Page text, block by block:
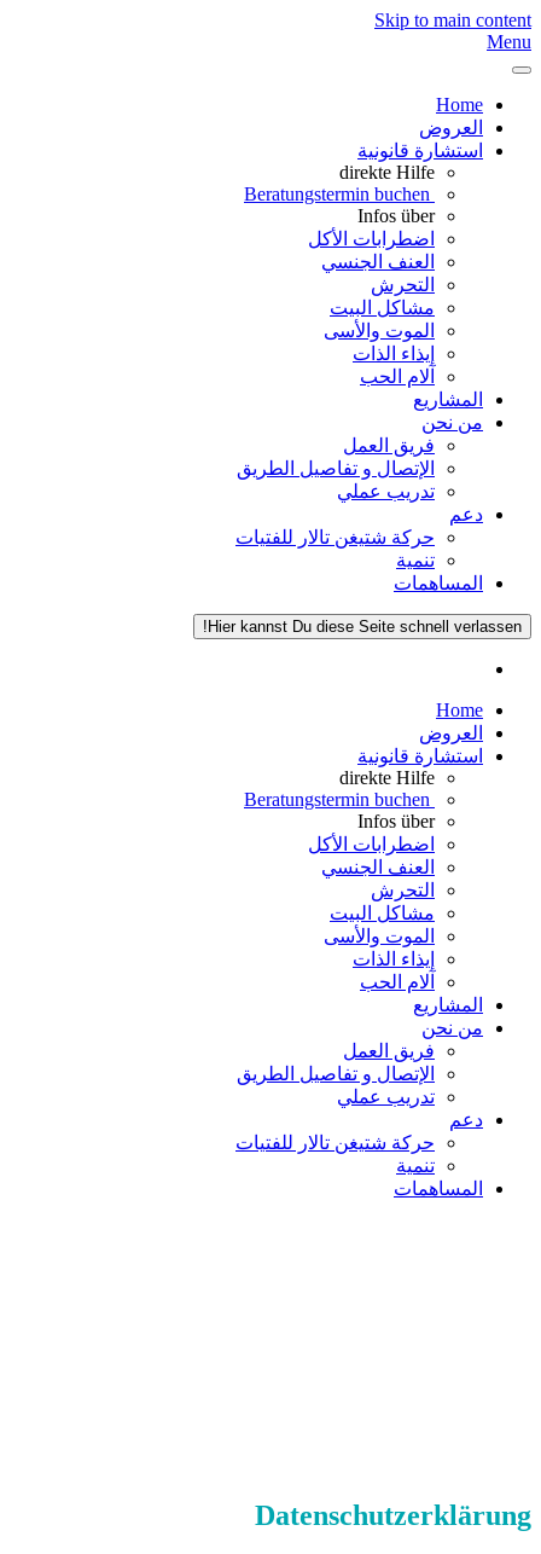
Skip to main content
Menu
Home
العروض
استشارة قانونية
direkte Hilfe
Infos über
اضطرابات الأكل
العنف الجنسي
التحرش
مشاكل البيت
الموت والأسى
إيذاء الذات
آلام الحب
المشاريع
من نحن
فريق العمل
الإتصال و تفاصيل الطريق
تدريب عملي
دعم
حركة شتيغن تالار للفتيات
تنمية
المساهمات
Hier kannst Du diese Seite schnell verlassen!
Home
العروض
استشارة قانونية
direkte Hilfe
Infos über
اضطرابات الأكل
العنف الجنسي
التحرش
مشاكل البيت
الموت والأسى
إيذاء الذات
آلام الحب
المشاريع
من نحن
فريق العمل
الإتصال و تفاصيل الطريق
تدريب عملي
دعم
حركة شتيغن تالار للفتيات
تنمية
المساهمات
Datenschutzerklärung